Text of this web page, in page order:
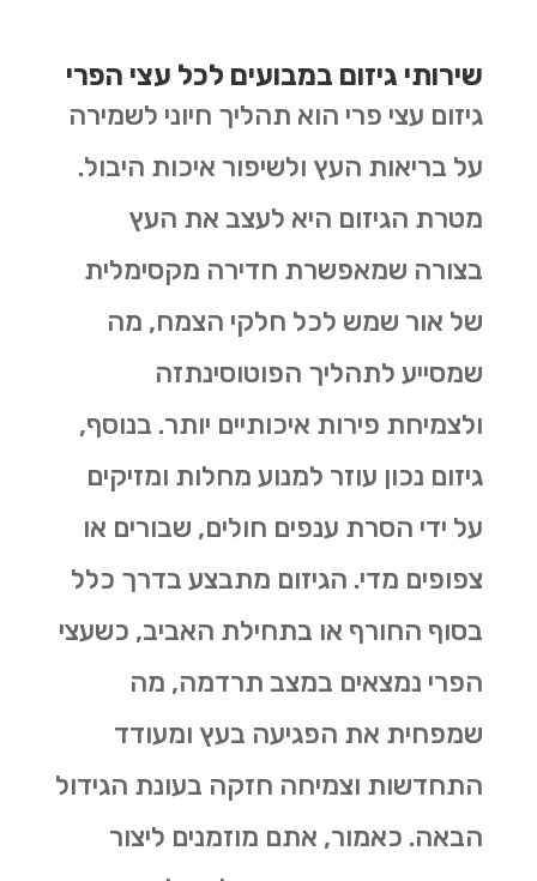
שירותי גיזום במבועים לכל עצי הפרי
גיזום עצי פרי הוא תהליך חיוני לשמירה
על בריאות העץ ולשיפור איכות היבול.
מטרת הגיזום היא לעצב את העץ
בצורה שמאפשרת חדירה מקסימלית
של אור שמש לכל חלקי הצמח, מה
שמסייע לתהליך הפוטוסינתזה
ולצמיחת פירות איכותיים יותר. בנוסף,
גיזום נכון עוזר למנוע מחלות ומזיקים
על ידי הסרת ענפים חולים, שבורים או
צפופים מדי. הגיזום מתבצע בדרך כלל
בסוף החורף או בתחילת האביב, כשעצי
הפרי נמצאים במצב תרדמה, מה
שמפחית את הפגיעה בעץ ומעודד
התחדשות וצמיחה חזקה בעונת הגידול
הבאה. כאמור, אתם מוזמנים ליצור